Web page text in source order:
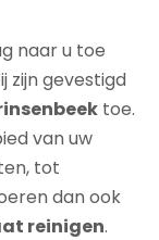
naar u toe
zijn gevestigd
toe.
van uw
tot
dan ook
reinigen.